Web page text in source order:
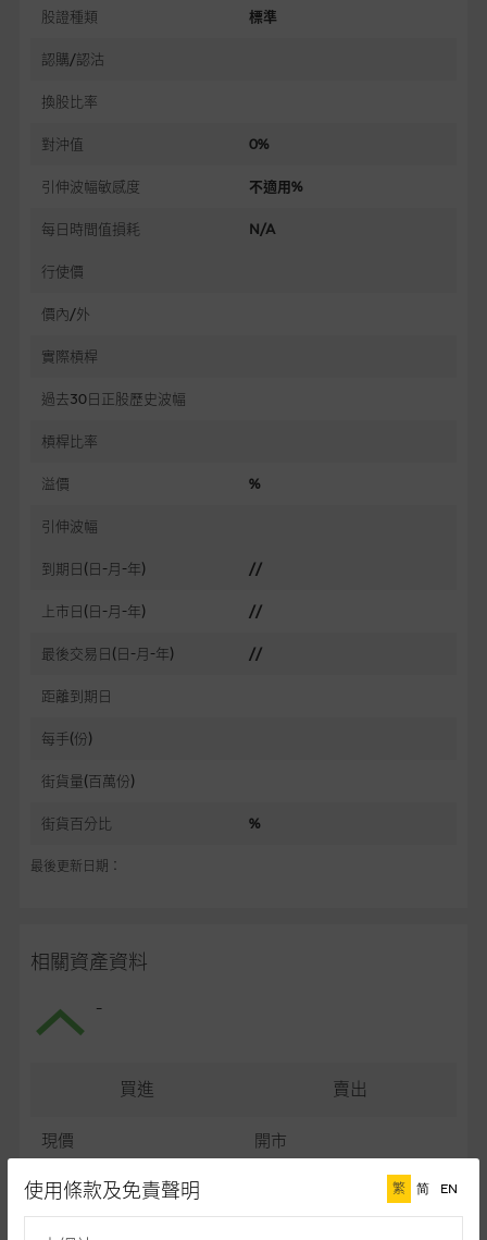
股證種類 標準
認購/認沽
換股比率
對沖值 0%
引伸波幅敏感度 不適用%
每日時間值損耗 N/A
行使價
價內/外
實際槓桿
過去30日正股歷史波幅
槓桿比率
溢價 %
引伸波幅
到期日(日-月-年) //
上市日(日-月-年) //
最後交易日(日-月-年) //
距離到期日
每手(份)
街貨量(百萬份)
街貨百分比 %
最後更新日期：
相關資產資料
-
買進 賣出
現價 開市
最高
使用條款及免責聲明 繁 简 EN